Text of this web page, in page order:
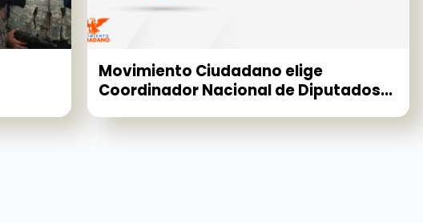
Movimiento Ciudadano elige
Coordinador Nacional de Diputados...